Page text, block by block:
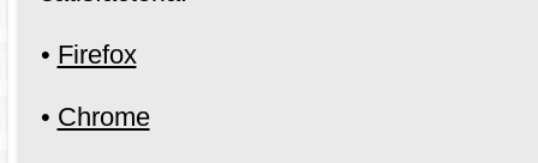
• Firefox
• Chrome